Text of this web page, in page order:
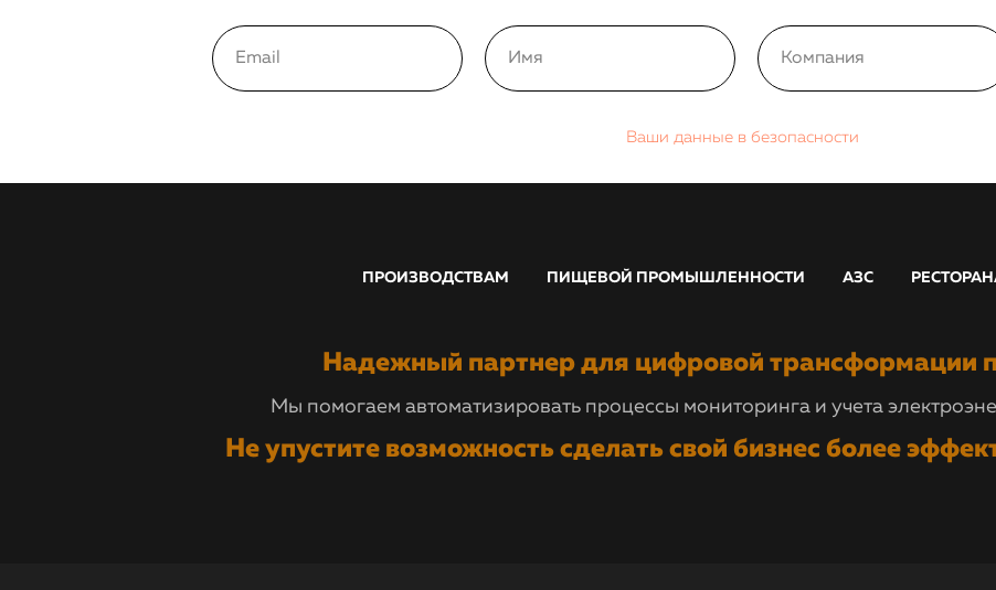
Ваши данные в безопасности
ПРОИЗВОДСТВАМ ПИЩЕВОЙ ПРОМЫШЛЕННОСТИ АЗС
Надежный партнер для цифровой трансформации
Мы помогаем автоматизировать процессы мониторинга и учета
Не упустите возможность сделать свой бизнес более